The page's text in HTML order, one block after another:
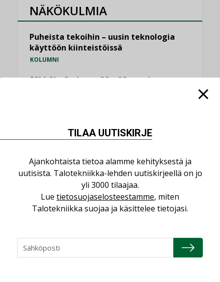
NÄKÖKULMIA
Puheista tekoihin – uusin teknologia
käyttöön kiinteistöissä
KOLUMNI
Sähköistäminen säästää euroja
saatavien tietojen vertailukelpoisuus?
KOLUMNI
Vesi- ja viemärimitoittaminen on
jämähtänyt ajassa paikalleen
KATSO KAIKKI
TILAA UUTISKIRJE
Ajankohtaista tietoa alamme kehityksestä ja
uutisista. Talotekniikka-lehden uutiskirjeellä on jo
yli 3000 tilaajaa.
Lue tietosuojaselosteestamme, miten
Talotekniikka suojaa ja käsittelee tietojasi.